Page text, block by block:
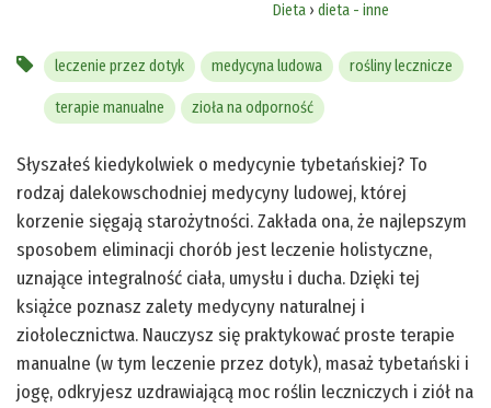
Dieta› dieta - inne
leczenie przez dotyk medycyna ludowa rośliny lecznicze
terapie manualne zioła na odporność
Słyszałeś kiedykolwiek o medycynie tybetańskiej? To
rodzaj dalekowschodniej medycyny ludowej, której
korzenie sięgają starożytności. Zakłada ona, że najlepszym
sposobem eliminacji chorób jest leczenie holistyczne,
uznające integralność ciała, umysłu i ducha. Dzięki tej
książce poznasz zalety medycyny naturalnej i
ziołolecznictwa. Nauczysz się praktykować proste terapie
manualne (w tym leczenie przez dotyk), masaż tybetański i
jogę, odkryjesz uzdrawiającą moc roślin leczniczych i ziół na